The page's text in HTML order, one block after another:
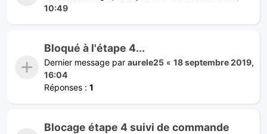
10:49
Bloqué à l'étape 4...
Dernier message par aurele25 « 18 septembre 2019,
16:04
Réponses : 1
Blocage étape 4 suivi de commande